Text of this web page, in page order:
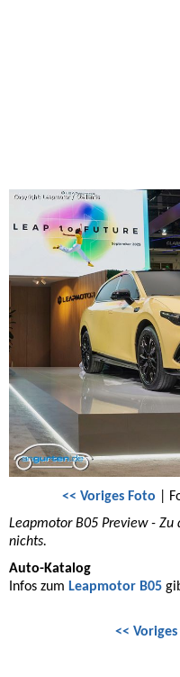
<< Voriges Foto |
Leapmotor B05 Preview - Zu
nichts.
Auto-Katalog
Infos zum Leapmotor B05
<<